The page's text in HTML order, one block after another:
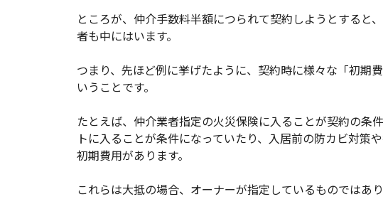
ところが、仲介手数料半額につられて契約しようとすると
者も中にはいます。
つまり、先ほど例に挙げたように、契約時に様々な「初期
いうことです。
たとえば、仲介業者指定の火災保険に入ることが契約の条
トに入ることが条件になっていたり、入居前の防カビ対策
初期費用があります。
これらは大抵の場合、オーナーが指定しているものではあり